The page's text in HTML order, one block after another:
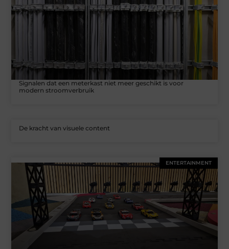
Signalen dat een meterkast niet meer geschikt is voor
modern stroomverbruik
De kracht van visuele content
ENTERTAINMENT